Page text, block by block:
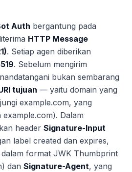
Auth bergantung pada
HTTP Message
. Setiap agen diberikan
. Sebelum mengirim
bukan sembarang
tujuan — yaitu domain yang
example.com, yang
example.com). Dalam
header Signature-Input
label created dan expires,
format JWK Thumbprint
) dan Signature-Agent, yang